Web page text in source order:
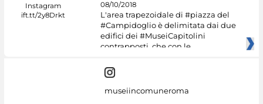
08/10/2018
L'area trapezoidale di #piazza del
#Campidoglio è delimitata dai due
edifici dei #MuseiCapitolini
contrapposti, che con le
museiincomuneroma